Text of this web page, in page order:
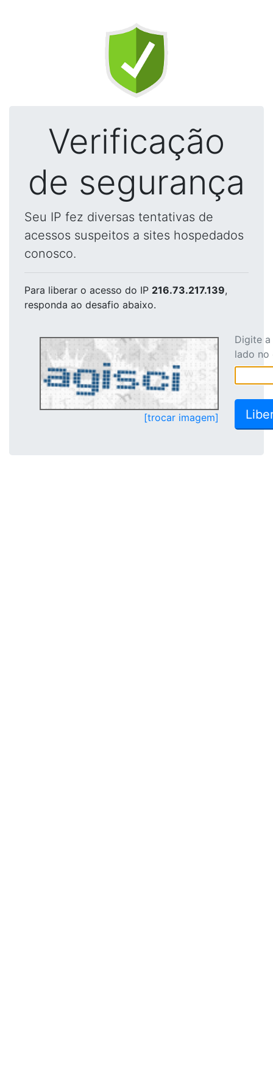
Verificação
de segurança
Seu IP fez diversas tentativas de
acessos suspeitos a sites hospedados
conosco.
Para liberar o acesso do IP 216.73.217.139,
responda ao desafio abaixo.
[trocar imagem]
Digite
lado no